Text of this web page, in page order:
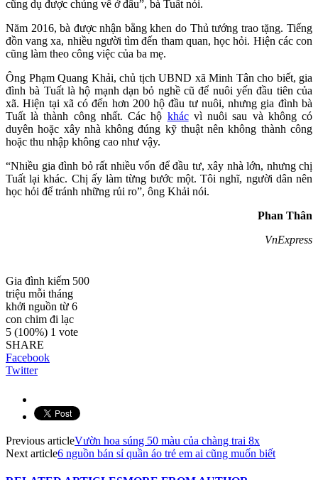
cũng dụ được chúng về ở đâu”, bà Tuất nói.
Năm 2016, bà được nhận bằng khen do Thủ tướng trao tặng. Tiếng
đồn vang xa, nhiều người tìm đến tham quan, học hỏi. Hiện các con
cũng làm theo công việc của ba mẹ.
Ông Phạm Quang Khải, chủ tịch UBND xã Minh Tân cho biết, gia
đình bà Tuất là hộ mạnh dạn bỏ nghề cũ để nuôi yến đầu tiên của
xã. Hiện tại xã có đến hơn 200 hộ đầu tư nuôi, nhưng gia đình bà
Tuất là thành công nhất. Các hộ khácvì nuôi sau và không có
duyên hoặc xây nhà không đúng kỹ thuật nên không thành công
hoặc thu nhập không cao như vậy.
“Nhiều gia đình bỏ rất nhiều vốn để đầu tư, xây nhà lớn, nhưng chị
Tuất lại khác. Chị ấy làm từng bước một. Tôi nghĩ, người dân nên
học hỏi để tránh những rủi ro”, ông Khải nói.
Phan Thân
VnExpress
Gia đình kiếm 500
triệu mỗi tháng
khởi nguồn từ 6
con chim đi lạc
5 (100%) 1 vote
SHARE
Facebook
Twitter
Previous articleVườn hoa súng 50 màu của chàng trai 8x
Next article6 nguồn bán sỉ quần áo trẻ em ai cũng muốn biết